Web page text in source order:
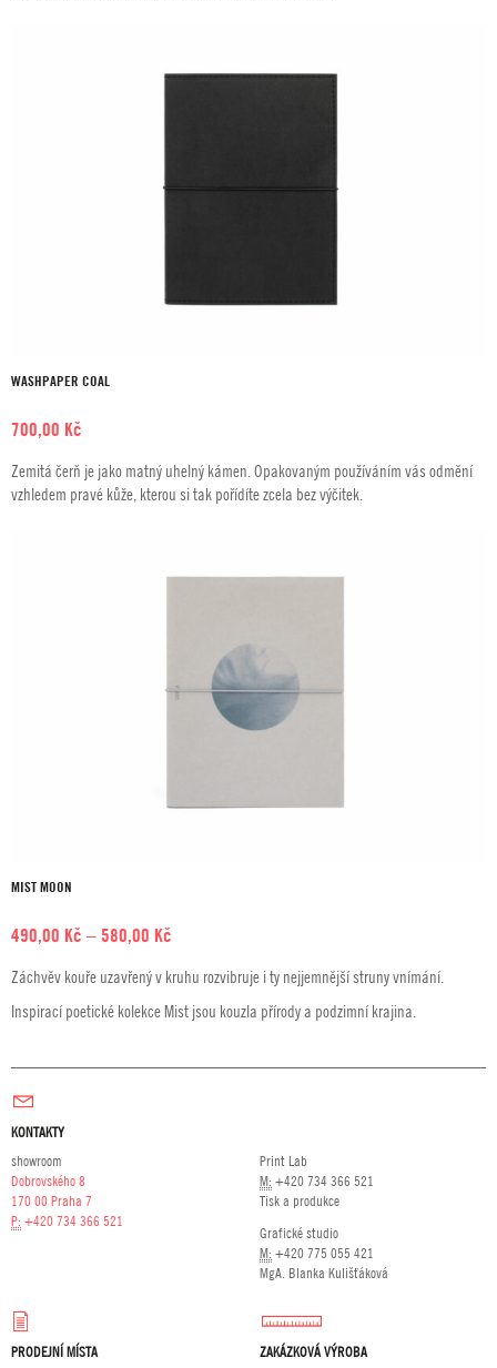
WASHPAPER COAL
700,00 Kč
Zemitá čerň je jako matný uhelný kámen. Opakovaným používáním vás odmění
vzhledem pravé kůže, kterou si tak pořídíte zcela bez výčitek.
MIST MOON
490,00 Kč –580,00 Kč
490,00 Kč
až
Záchvěv kouře uzavřený v kruhu rozvibruje i ty nejjemnější struny vnímání.
Inspirací poetické kolekce Mist jsou kouzla přírody a podzimní krajina.
KONTAKTY
showroom
Dobrovského 8
170 00 Praha 7
P: +420 734 366 521
Print Lab
M: +420 734 366 521
Tisk a produkce
Grafické studio
M: +420 775 055 421
MgA. Blanka Kulišťáková
PRODEJNÍ MÍSTA ZAKÁZKOVÁ VÝROBA